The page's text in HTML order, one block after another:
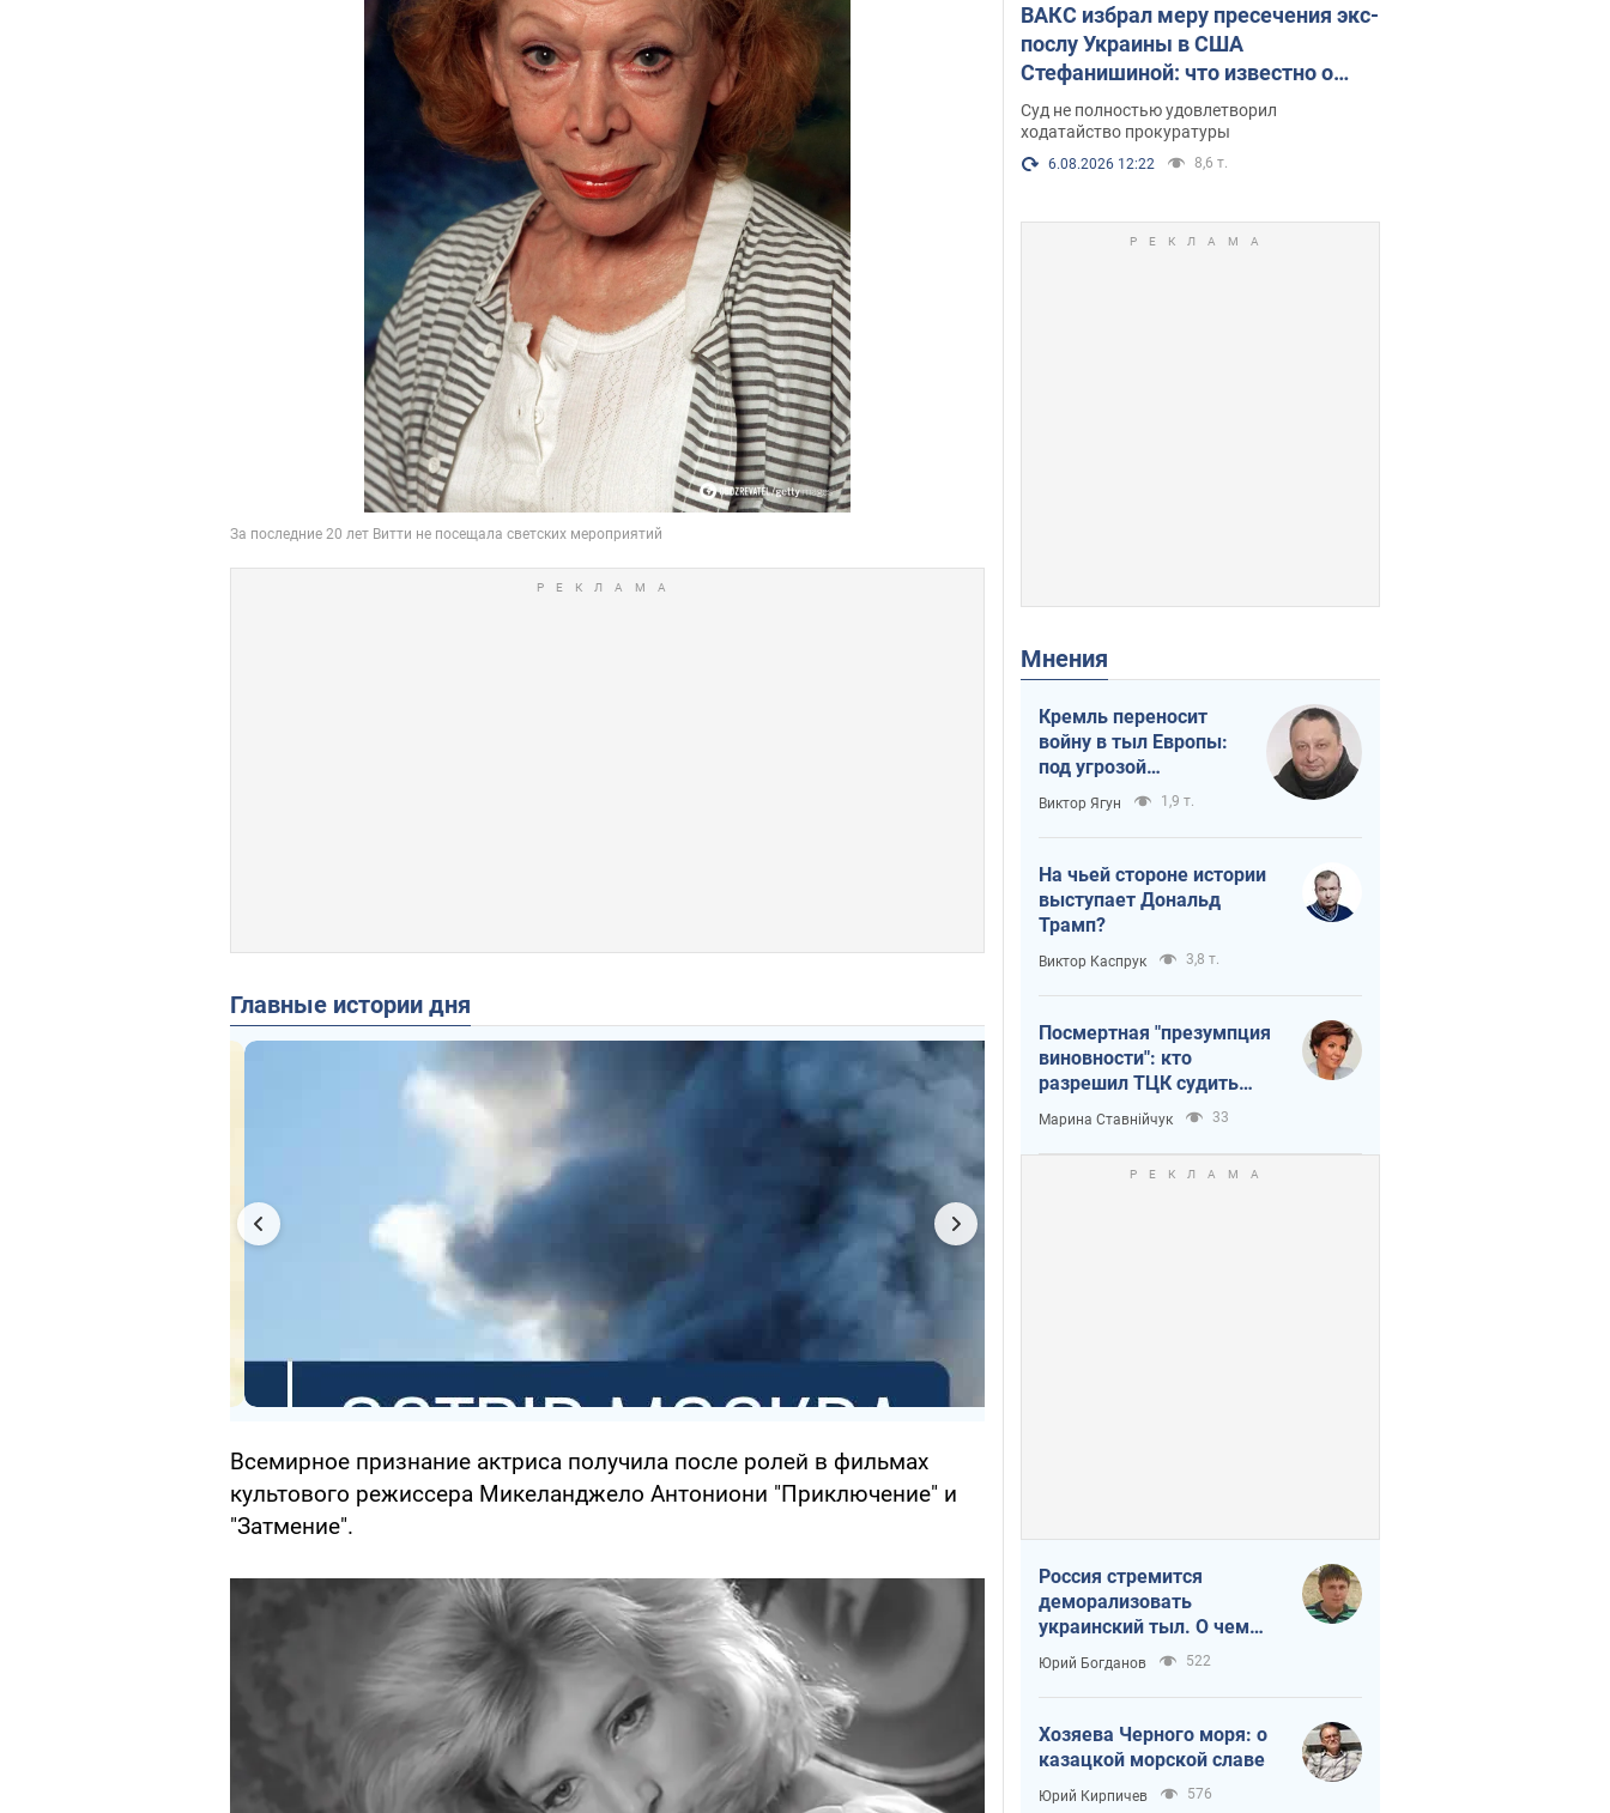
Главные истории дня
Всемирное признание актриса получила после ролей в фильмах
культового режиссера Микеланджело Антониони "Приключение" и
"Затмение".
ВАКС избрал меру пресечения экс-
послу Украины в США
Стефанишиной: что известно о
деле
Суд не полностью удовлетворил
ходатайство прокуратуры
6.08.2026 12:22 8,6 т.
Мнения
Кремль переносит
войну в тыл Европы:
под угрозой
критическая
логистика
Виктор Ягун 1,9 т.
На чьей стороне истории
выступает Дональд
Трамп?
Виктор Каспрук 3,8 т.
Посмертная "презумпция
виновности": кто
разрешил ТЦК судить
погибших защитников
Марина Ставнійчук 33
Россия стремится
деморализовать
украинский тыл. О чем
стоит себе напомнить
Юрий Богданов 522
Хозяева Черного моря: о
казацкой морской славе
Юрий Кирпичев 576